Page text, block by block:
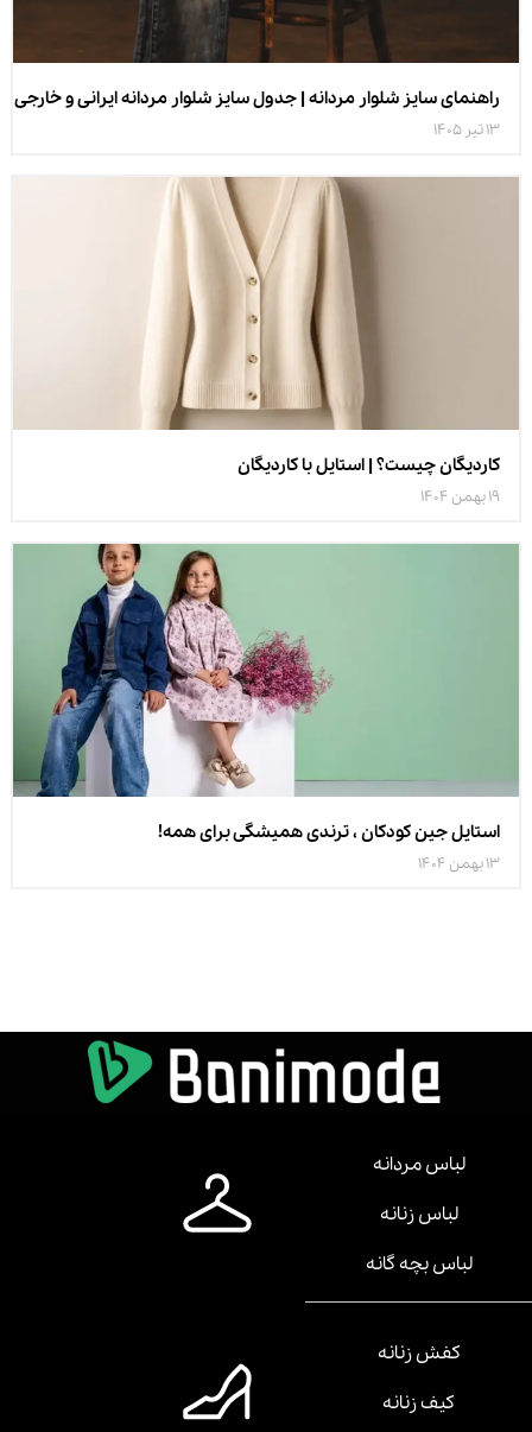
راهنمای سایز شلوار مردانه | جدول سایز شلوار مردانه ایرانی و خارجی
13 تیر 1405
کاردیگان چیست؟ | استایل با کاردیگان
19 بهمن 1404
استایل جین کودکان ، ترندی همیشگی برای همه!
13 بهمن 1404
لباس مردانه
لباس زنانه
لباس بچه گانه
کفش زنانه
کیف زنانه